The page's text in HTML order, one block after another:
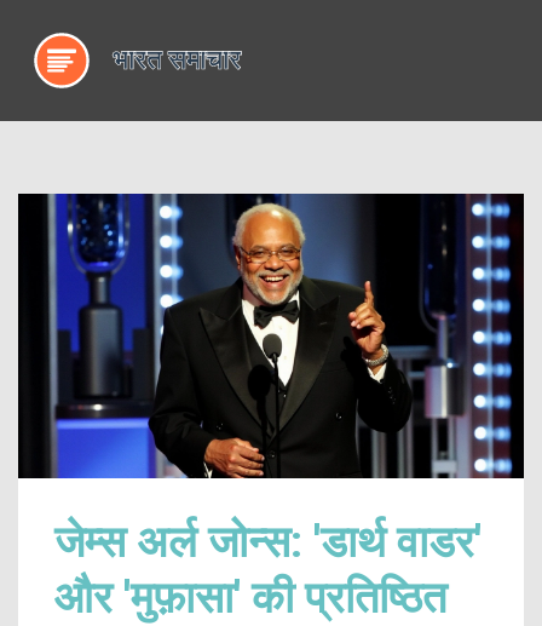
जेम्स अर्ल जोन्स: 'डार्थ वाडर'
और 'मुफ़ासा' की प्रतिष्ठित